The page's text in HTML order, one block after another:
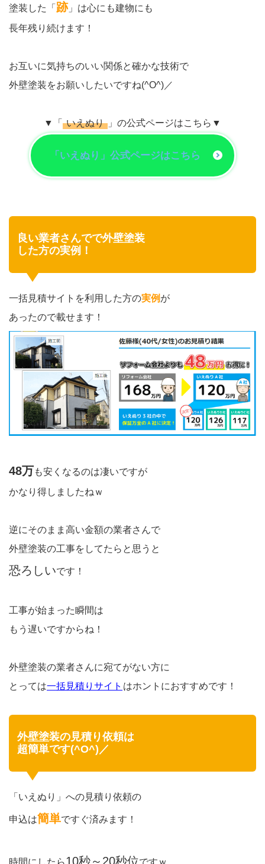
塗装した「 跡」は心にも建物にも
長年残り続けます！
お互いに気持ちのいい関係と確かな技術で
外壁塗装をお願いしたいですね(^O^)／
▼「 いえぬり 」の公式ページはこちら▼
「いえぬり」公式ページはこちら
良い業者さんでで外壁塗装
した方の実例！
一括見積サイトを利用した方の実例 が
あったので載せます！
48万も安くなるのは凄いですが
かなり得しましたねｗ
逆にそのまま高い金額の業者さんで
外壁塗装の工事をしてたらと思うと
恐ろしいです！
工事が始まった瞬間は
もう遅いですからね！
外壁塗装の業者さんに宛てがない方に
とっては一括見積りサイト はホントにおすすめです！
外壁塗装の見積り依頼は
超簡単です(^O^)／
「いえぬり」への見積り依頼の
申込は簡単ですぐ済みます！
10秒～20秒位